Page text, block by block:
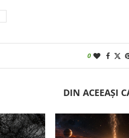
0
DIN ACEEAȘI